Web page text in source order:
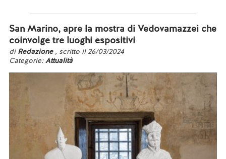
San Marino, apre la mostra di Vedovamazzei che
coinvolge tre luoghi espositivi
di Redazione , scritto il 26/03/2024
Categorie:Attualità